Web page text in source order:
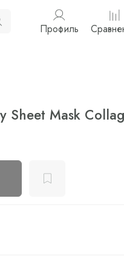
Профиль
Sheet Mask